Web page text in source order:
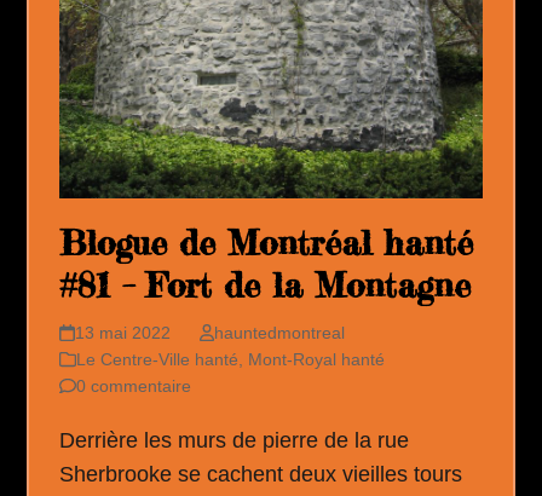
Blogue de Montréal hanté
#81 – Fort de la Montagne
13 mai 2022
hauntedmontreal
Le Centre-Ville hanté, Mont-Royal hanté
0 commentaire
Derrière les murs de pierre de la rue
Sherbrooke se cachent deux vieilles tours